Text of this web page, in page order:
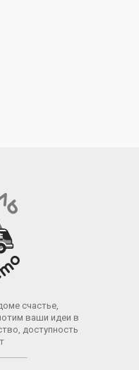
счастье,
ваши идеи в
доступность